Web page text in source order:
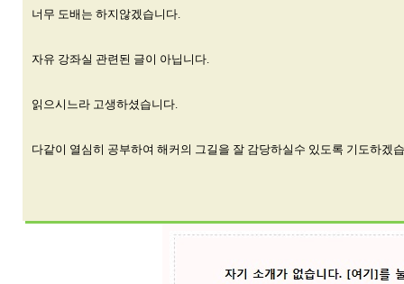
너무 도배는 하지않겠습니다.
자유 강좌실 관련된 글이 아닙니다.
읽으시느라 고생하셨습니다.
다같이 열심히 공부하여 해커의 그길을 잘 감당하실수 있도록 기도하겠